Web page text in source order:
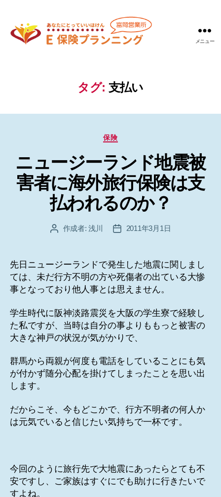
ニ
営
業
メニュー
タグ: 支払い
カ
ゴ
リ
ー
保険
ニュージーランド地震被
害者に海外旅行保険は支
払われるのか？
投 作成者:浅川
投
2011年3月1日
先日ニュージーランドで発生した地震に関しまし
ては、未だ行方不明の方や死傷者の出ている大惨
事となっており他人事とは思えません。
学生時代に阪神淡路震災を大阪の学生寮で経験し
た私ですが、当時は自分の事よりももっと被害の
大きな神戸の状況が気がかりで、
群馬から両親が何度も電話をしていることにも気
が付かず随分心配を掛けてしまったことを思い出
します。
だからこそ、今もどこかで、行方不明者の何人か
は元気でいると信じたい気持ちで一杯です。
今回のように旅行先で大地震にあったらとても不
安ですし、ご家族はすぐにでも助けに行きたいで
すよね。